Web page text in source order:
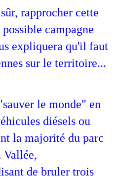
rapprocher cette
campagne
expliquera qu'il faut
sur le territoire...
le monde" en
diésels ou
la majorité du parc
Vallée,
de bruler trois